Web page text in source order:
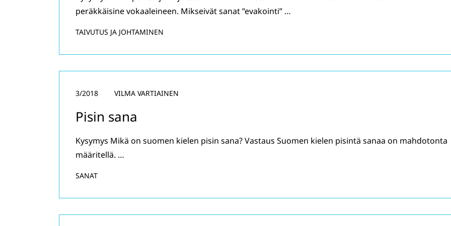
peräkkäisine vokaaleineen. Mikseivät sanat ”evakointi” …
TAIVUTUS JA JOHTAMINEN
Pisin sana
3/2018 VILMA VARTIAINEN
Kysymys Mikä on suomen kielen pisin sana? Vastaus Suomen kielen pisintä sanaa on mahdotonta
määritellä. …
SANAT